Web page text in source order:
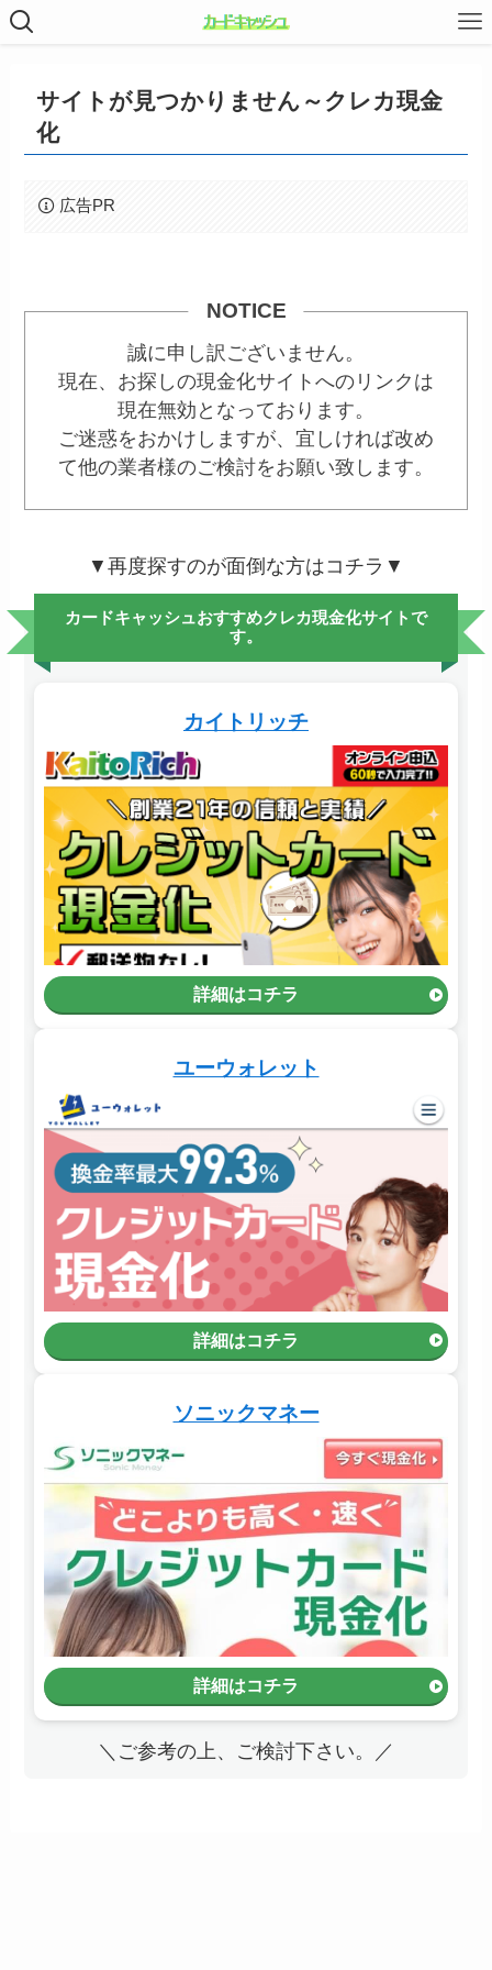
サイトが見つかりません～クレカ現金
化
広告PR
NOTICE
誠に申し訳ございません。
現在、お探しの現金化サイトへのリンクは
現在無効となっております。
ご迷惑をおかけしますが、宜しければ改め
て他の業者様のご検討をお願い致します。
▼再度探すのが面倒な方はコチラ▼
カードキャッシュおすすめクレカ現金化サイトで
す。
カイトリッチ
詳細はコチラ
ユーウォレット
詳細はコチラ
ソニックマネー
詳細はコチラ
＼ご参考の上、ご検討下さい。／